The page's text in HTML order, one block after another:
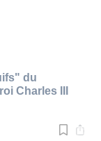
du
Charles III